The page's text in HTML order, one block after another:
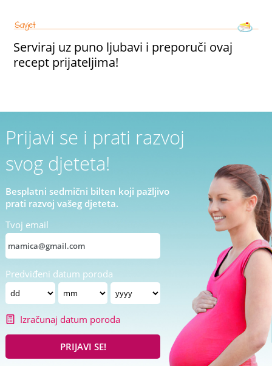
Serviraj uz puno ljubavi i preporuči ovaj
recept prijateljima!
Prijavi se i prati razvoj
svog djeteta!
Besplatni sedmični bilten koji pažljivo
prati razvoj vašeg djeteta.
Tvoj email
Predviđeni datum poroda
Izračunaj datum poroda
PRIJAVI SE!